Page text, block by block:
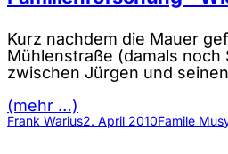
Kurz nachdem die Mauer
Mühlenstraße (damals
zwischen Jürgen und
(mehr …)
Frank Warius2. April 2010Famile